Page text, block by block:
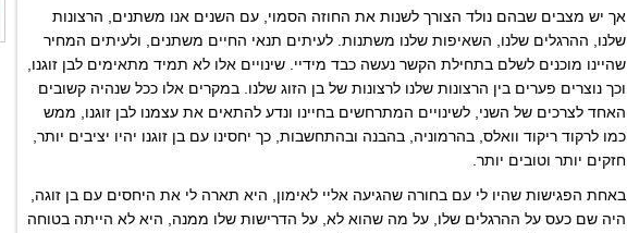
אך יש מצבים שבהם נולד הצורך לשנות את החוזה הסמוי, עם השנים אנו משתנים, הרצונות
שלנו, ההרגלים שלנו, השאיפות שלנו משתנות. לעיתים תנאי החיים משתנים, ולעיתים המחיר
שהיינו מוכנים לשלם בתחילת הקשר נעשה כבד מידיי. שינויים אלו לא תמיד מתאימים לבן זוגנו,
וכך נוצרים פערים בין הרצונות שלנו לרצונות של בן הזוג שלנו. במקרים אלו ככל שנהיה קשובים
האחד לצרכים של השני, לשינויים המתרחשים בחיינו ונדע להתאים את עצמנו לבן זוגנו, ממש
כמו לרקוד ריקוד וואלס, בהרמוניה, בהבנה ובהתחשבות, כך יחסינו עם בן זוגנו יהיו יציבים יותר,
חזקים יותר וטובים יותר.
באחת הפגישות שהיו לי עם בחורה שהגיעה אליי לאימון, היא תארה לי את היחסים עם בן זוגה,
היה שם כעס על ההרגלים שלו, על מה שהוא לא, על הדרישות שלו ממנה, היא לא הייתה בטוחה